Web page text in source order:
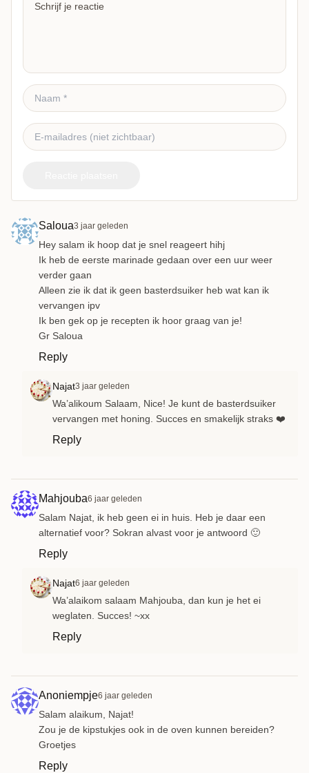
Saloua3 jaar geleden
Hey salam ik hoop dat je snel reageert hihj
Ik heb de eerste marinade gedaan over een uur weer
verder gaan
Alleen zie ik dat ik geen basterdsuiker heb wat kan ik
vervangen ipv
Ik ben gek op je recepten ik hoor graag van je!
Gr Saloua
Reply
Najat3 jaar geleden
Wa’alikoum Salaam, Nice! Je kunt de basterdsuiker
vervangen met honing. Succes en smakelijk straks ❤️
Reply
Mahjouba6 jaar geleden
Salam Najat, ik heb geen ei in huis. Heb je daar een
alternatief voor? Sokran alvast voor je antwoord 🙂
Reply
Najat6 jaar geleden
Wa’alaikom salaam Mahjouba, dan kun je het ei
weglaten. Succes! ~xx
Reply
Anoniempje6 jaar geleden
Salam alaikum, Najat!
Zou je de kipstukjes ook in de oven kunnen bereiden?
Groetjes
Reply